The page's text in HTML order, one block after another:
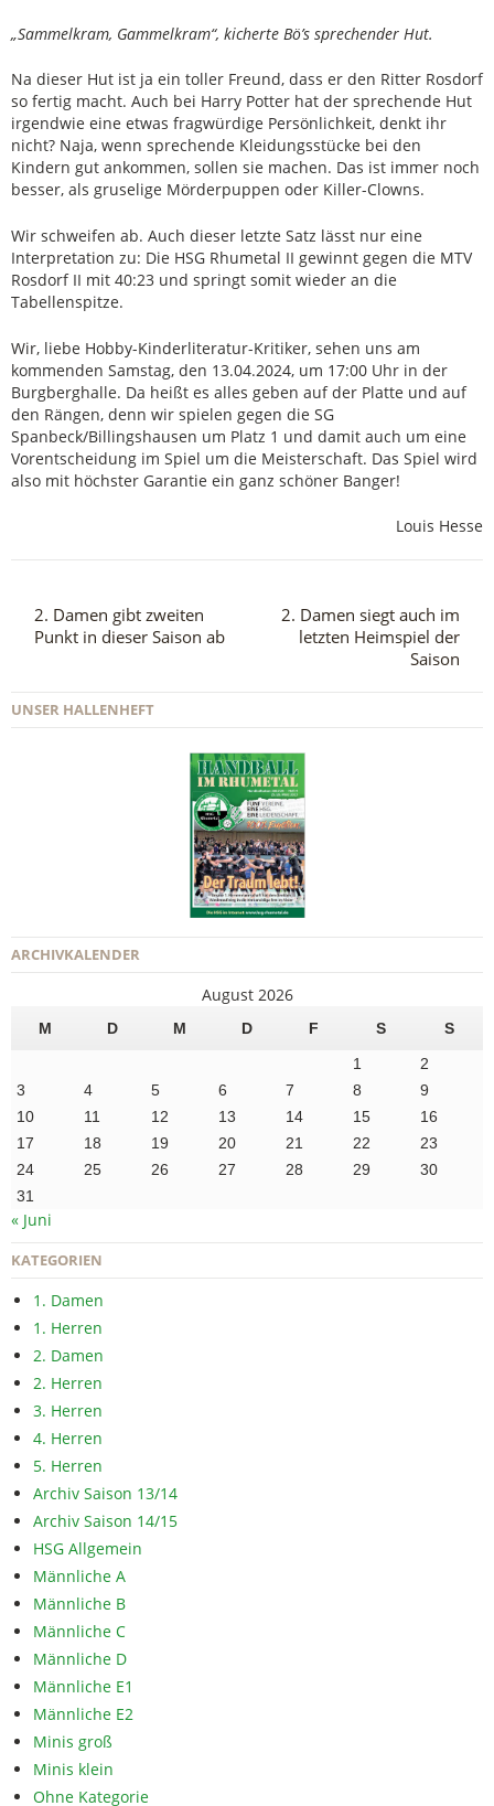
„Sammelkram, Gammelkram“, kicherte Bö’s sprechender Hut.
Na dieser Hut ist ja ein toller Freund, dass er den Ritter Rosdorf
so fertig macht. Auch bei Harry Potter hat der sprechende Hut
irgendwie eine etwas fragwürdige Persönlichkeit, denkt ihr
nicht? Naja, wenn sprechende Kleidungsstücke bei den
Kindern gut ankommen, sollen sie machen. Das ist immer noch
besser, als gruselige Mörderpuppen oder Killer-Clowns.
Wir schweifen ab. Auch dieser letzte Satz lässt nur eine
Interpretation zu: Die HSG Rhumetal II gewinnt gegen die MTV
Rosdorf II mit 40:23 und springt somit wieder an die
Tabellenspitze.
Wir, liebe Hobby-Kinderliteratur-Kritiker, sehen uns am
kommenden Samstag, den 13.04.2024, um 17:00 Uhr in der
Burgberghalle. Da heißt es alles geben auf der Platte und auf
den Rängen, denn wir spielen gegen die SG
Spanbeck/Billingshausen um Platz 1 und damit auch um eine
Vorentscheidung im Spiel um die Meisterschaft. Das Spiel wird
also mit höchster Garantie ein ganz schöner Banger!
Louis Hesse
2. Damen gibt zweiten
Punkt in dieser Saison ab
2. Damen siegt auch im
letzten Heimspiel der
Saison
UNSER HALLENHEFT
ARCHIVKALENDER
August 2026
M D M D F S
S
1
2
3
4 5 6 7 8
9
10
11 12 13 14 15
16
17
18 19 20 21 22
23
24
25 26 27 28 29
30
31
« Juni
KATEGORIEN
1. Damen
1. Herren
2. Damen
2. Herren
3. Herren
4. Herren
5. Herren
Archiv Saison 13/14
Archiv Saison 14/15
HSG Allgemein
Männliche A
Männliche B
Männliche C
Männliche D
Männliche E1
Männliche E2
Minis groß
Minis klein
Ohne Kategorie